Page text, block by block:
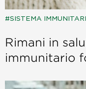
Rimani in
immunitario
SISTEMA